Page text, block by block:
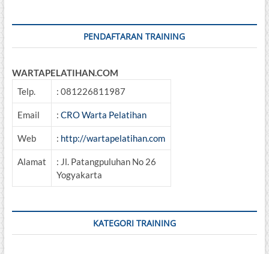
PENDAFTARAN TRAINING
WARTAPELATIHAN.COM
Telp.
: 081226811987
Email : CRO Warta Pelatihan
Web : http://wartapelatihan.com
Alamat
: Jl. Patangpuluhan No 26
Yogyakarta
KATEGORI TRAINING